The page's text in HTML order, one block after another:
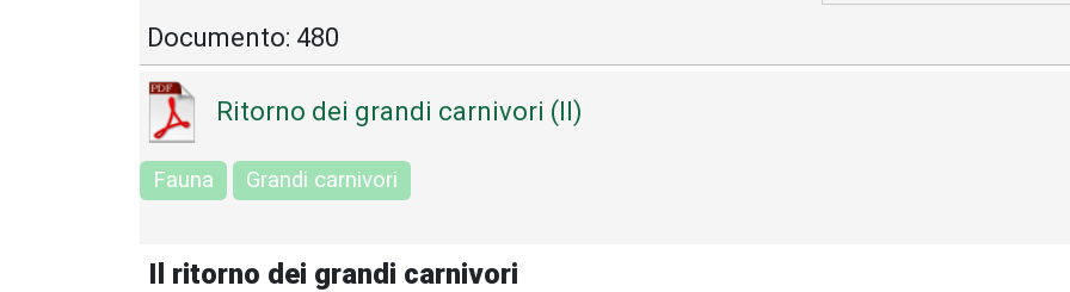
Documento: 480
Ritorno dei grandi carnivori (Il)
Fauna Grandi carnivori
Il ritorno dei grandi carnivori